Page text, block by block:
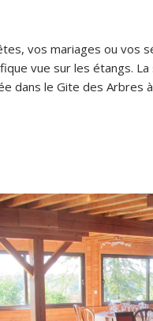
vos mariages ou vos
vue sur les étangs. La
dans le Gite des